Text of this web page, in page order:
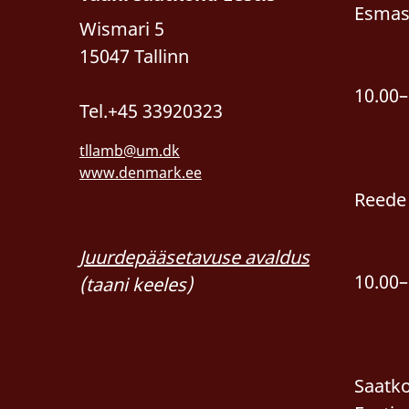
Wismari 5
15047 Tallinn
Tel.+45 33920323
tllamb@um.dk
www.denmark.ee
Juurdepääsetavuse avaldus
(taani keeles)
Reede